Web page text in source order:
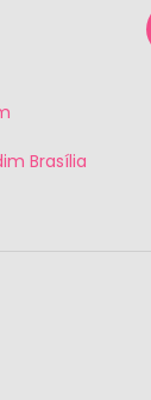
Brasília